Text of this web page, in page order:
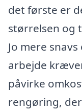
det første er
størrelsen og
Jo mere
arbejde
påvirke
rengøring,